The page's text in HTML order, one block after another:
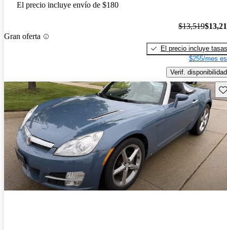
El precio incluye envío de $180
Gran oferta
$13,519
El precio incluye tasas
$255/mes
Verif. disponibilidad